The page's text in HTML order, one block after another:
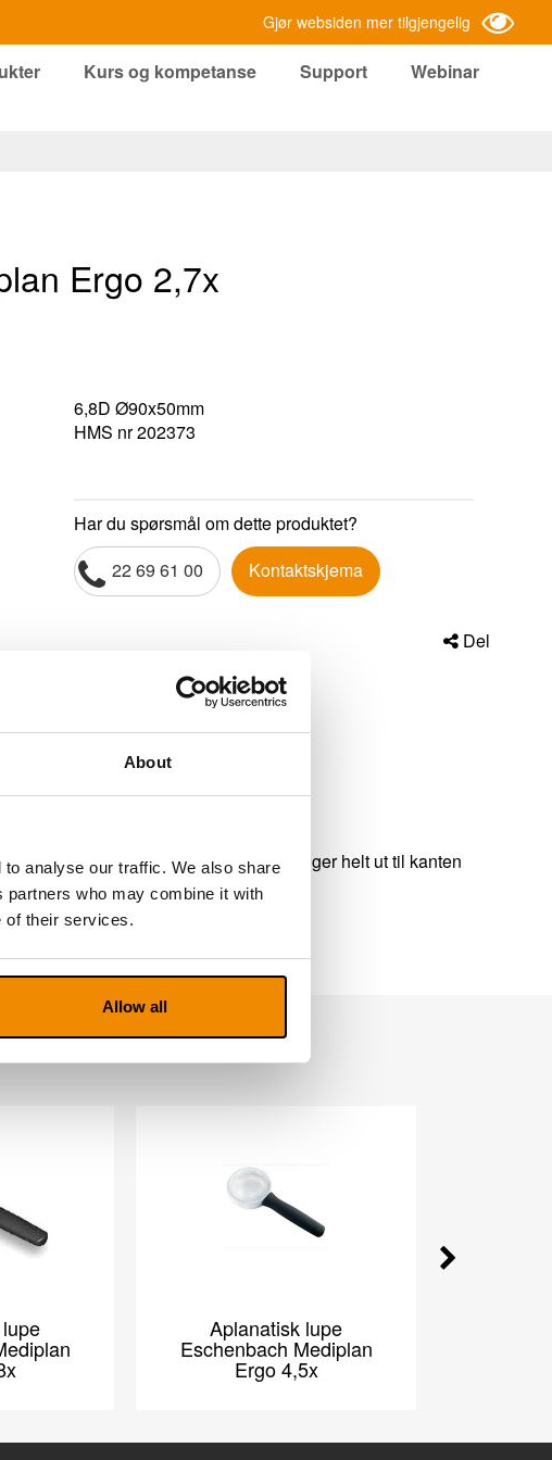
About
analyse our traffic. We also share
who may combine it with
of their services.
Allow all
Gjør websiden mer tilgjengelig
Kurs og kompetanse Support
Webinar
Ergo 2,7x
6,8D Ø90x50mm
HMS nr 202373
Har du spørsmål om dette produktet?
22 69 61 00
Kontaktskjema
Del
med det er et bilde fritt for forvrengninger helt ut til kanten
Aplanatisk lupe
Eschenbach Mediplan
Ergo 4,5x